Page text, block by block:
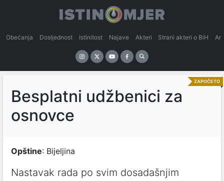
Obećanja Dosljednost Istinitost Najave Akteri Strani akteri o BiH
ZAPOČETO
Besplatni udžbenici za
osnovce
Opštine: Bijeljina
Nastavak rada po svim dosadašnjim